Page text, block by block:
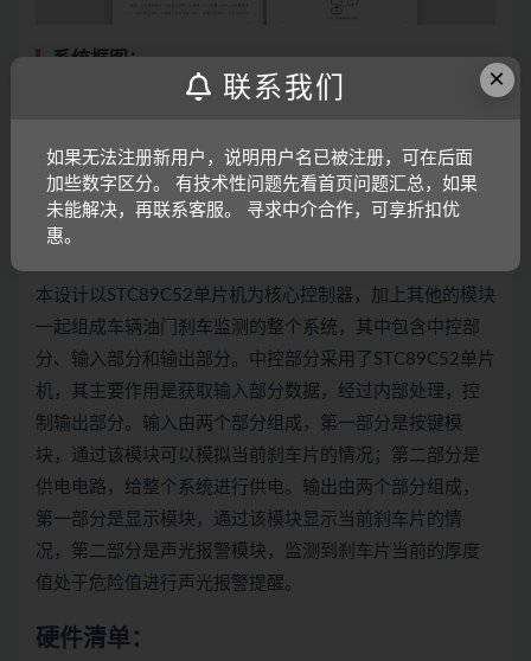
系统框图：
本设计以STC89C52单片机为核心控制器，加上其他的模块
一起组成车辆油门刹车监测的整个系统，其中包含中控部
分、输入部分和输出部分。中控部分采用了STC89C52单片
机，其主要作用是获取输入部分数据，经过内部处理，控
制输出部分。输入由两个部分组成，第一部分是按键模
块，通过该模块可以模拟当前刹车片的情况；第二部分是
供电电路，给整个系统进行供电。输出由两个部分组成，
第一部分是显示模块，通过该模块显示当前刹车片的情
况，第二部分是声光报警模块，监测到刹车片当前的厚度
值处于危险值进行声光报警提醒。
硬件清单：
×
联系我们
如果无法注册新用户，说明用户名已被注册，可在后面
加些数字区分。 有技术性问题先看首页问题汇总，如果
未能解决，再联系客服。 寻求中介合作，可享折扣优
惠。